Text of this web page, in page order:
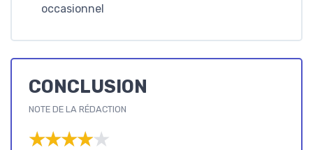
occasionnel
CONCLUSION
NOTE DE LA RÉDACTION
★★★★★
★★★★★